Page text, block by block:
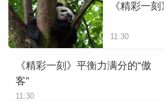
《精彩一
11:30
《精彩一刻》平衡力满分的“傲
客”
11:30